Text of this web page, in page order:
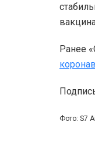
Ранее
Фото: S7